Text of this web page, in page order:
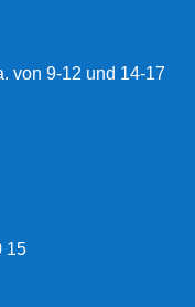
von 9-12 und 14-17
15